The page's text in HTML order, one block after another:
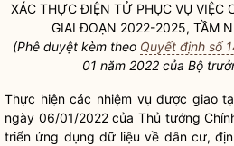
XÁC THỰC ĐIỆN TỬ PHỤC VỤ VIỆC
GIAI ĐOẠN 2022-2025, TẦM
(Phê duyệt kèm theo Quyết định số
01 năm 2022 của Bộ
Thực hiện các nhiệm vụ được giao
ngày 06/01/2022 của Thủ tướng
triển ứng dụng dữ liệu về dân cư,